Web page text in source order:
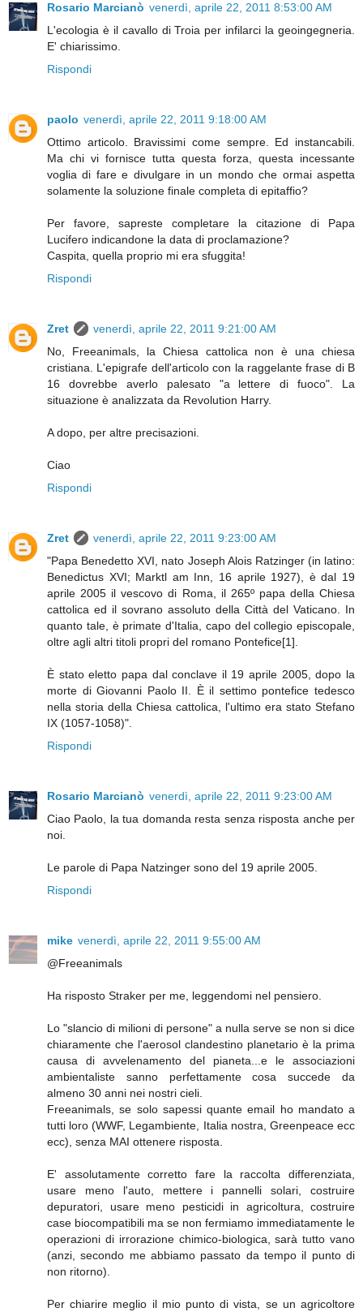
Rosario Marcianò venerdì, aprile 22, 2011 8:53:00 AM
L'ecologia è il cavallo di Troia per infilarci la geoingegneria.
E' chiarissimo.
Rispondi
paolo venerdì, aprile 22, 2011 9:18:00 AM
Ottimo articolo. Bravissimi come sempre. Ed instancabili.
Ma chi vi fornisce tutta questa forza, questa incessante
voglia di fare e divulgare in un mondo che ormai aspetta
solamente la soluzione finale completa di epitaffio?
Per favore, sapreste completare la citazione di Papa
Lucifero indicandone la data di proclamazione?
Caspita, quella proprio mi era sfuggita!
Rispondi
Zret
venerdì, aprile 22, 2011 9:21:00 AM
No, Freeanimals, la Chiesa cattolica non è una chiesa
cristiana. L'epigrafe dell'articolo con la raggelante frase di B
16 dovrebbe averlo palesato "a lettere di fuoco". La
situazione è analizzata da Revolution Harry.
A dopo, per altre precisazioni.
Ciao
Rispondi
Zret
venerdì, aprile 22, 2011 9:23:00 AM
"Papa Benedetto XVI, nato Joseph Alois Ratzinger (in latino:
Benedictus XVI; Marktl am Inn, 16 aprile 1927), è dal 19
aprile 2005 il vescovo di Roma, il 265º papa della Chiesa
cattolica ed il sovrano assoluto della Città del Vaticano. In
quanto tale, è primate d'Italia, capo del collegio episcopale,
oltre agli altri titoli propri del romano Pontefice[1].
È stato eletto papa dal conclave il 19 aprile 2005, dopo la
morte di Giovanni Paolo II. È il settimo pontefice tedesco
nella storia della Chiesa cattolica, l'ultimo era stato Stefano
IX (1057-1058)".
Rispondi
Rosario Marcianò venerdì, aprile 22, 2011 9:23:00 AM
Ciao Paolo, la tua domanda resta senza risposta anche per
noi.
Le parole di Papa Natzinger sono del 19 aprile 2005.
Rispondi
mike venerdì, aprile 22, 2011 9:55:00 AM
@Freeanimals
Ha risposto Straker per me, leggendomi nel pensiero.
Lo "slancio di milioni di persone" a nulla serve se non si dice
chiaramente che l'aerosol clandestino planetario è la prima
causa di avvelenamento del pianeta...e le associazioni
ambientaliste sanno perfettamente cosa succede da
almeno 30 anni nei nostri cieli.
Freeanimals, se solo sapessi quante email ho mandato a
tutti loro (WWF, Legambiente, Italia nostra, Greenpeace ecc
ecc), senza MAI ottenere risposta.
E' assolutamente corretto fare la raccolta differenziata,
usare meno l'auto, mettere i pannelli solari, costruire
depuratori, usare meno pesticidi in agricoltura, costruire
case biocompatibili ma se non fermiamo immediatamente le
operazioni di irrorazione chimico-biologica, sarà tutto vano
(anzi, secondo me abbiamo passato da tempo il punto di
non ritorno).
Per chiarire meglio il mio punto di vista, se un agricoltore